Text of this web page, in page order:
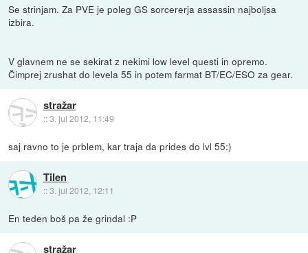
Se strinjam. Za PVE je poleg GS sorcererja assassin najboljsa
izbira.
V glavnem ne se sekirat z nekimi low level questi in opremo.
Čimprej zrushat do levela 55 in potem farmat BT/EC/ESO za gear.
stražar
::3. jul 2012, 11:49
saj ravno to je prblem, kar traja da prides do lvl 55:)
Tilen
::3. jul 2012, 12:11
En teden boš pa že grindal :P
stražar